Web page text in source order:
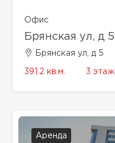
Офис
Брянская ул, д 5
Брянская ул, д 5
391.2 кв.м. 3 этаж
Аренда